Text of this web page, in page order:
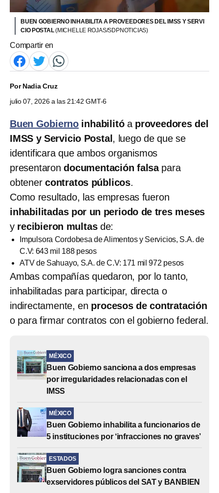
BUEN GOBIERNO INHABILITA A PROVEEDORES DEL IMSS Y SERVI
CIO POSTAL(MICHELLE ROJAS/SDPNOTICIAS)
Compartir en
PorNadia Cruz
julio 07, 2026 a las 21:42 GMT-6
Buen Gobierno inhabilitó aproveedores del
IMSS y Servicio Postal , luego de que se
identificara que ambos organismos
presentaron documentación falsa para
obtener contratos públicos.
Como resultado, las empresas fueron
inhabilitadas por un periodo de tres meses
y recibieron multas de:
Impulsora Cordobesa de Alimentos y Servicios, S.A. de
C.V: 643 mil 188 pesos
ATV de Sahuayo, S.A. de C.V: 171 mil 972 pesos
Ambas compañías quedaron, por lo tanto,
inhabilitadas para participar, directa o
indirectamente, en procesos de contratación
o para firmar contratos con el gobierno federal.
MÉXICO
Buen Gobierno sanciona a dos empresas
por irregularidades relacionadas con el
IMSS
MÉXICO
Buen Gobierno inhabilita a funcionarios de
5 instituciones por ‘infracciones no graves’
ESTADOS
Buen Gobierno logra sanciones contra
exservidores públicos del SAT y BANBIEN